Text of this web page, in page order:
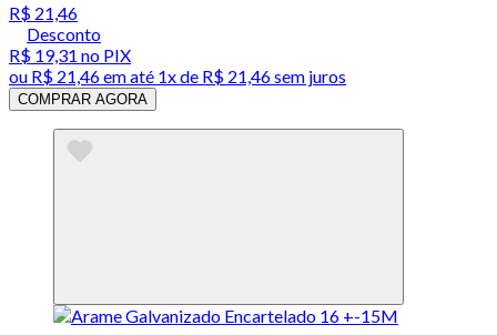
R$ 21,46
Desconto
R$ 19,31 no PIX
ou R$ 21,46em até 1x de R$ 21,46sem juros
COMPRAR AGORA